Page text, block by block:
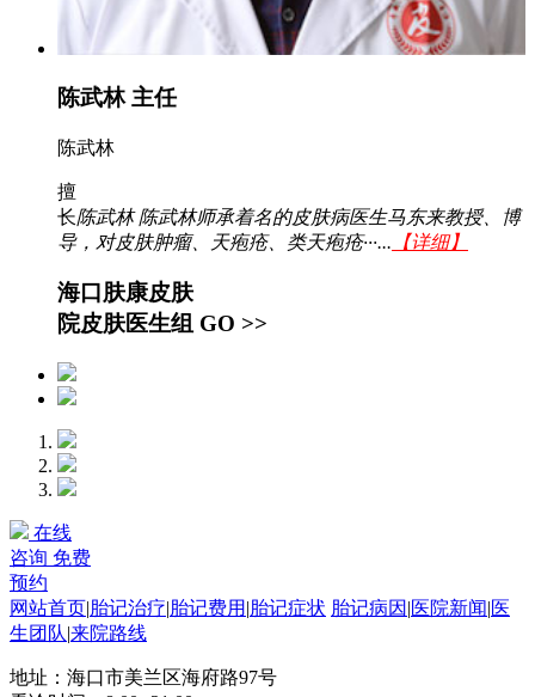
陈武林 主任
陈武林
擅
长陈武林 陈武林师承着名的皮肤病医生马东来教授、博
导，对皮肤肿瘤、天疱疮、类天疱疮···... 【详细】
海口肤康皮肤
院皮肤医生组 GO >>
在线
咨询 免费
预约
网站首页|胎记治疗|胎记费用 |胎记症状 胎记病因 |医院新闻|医
生团队|来院路线
地址：海口市美兰区海府路97号